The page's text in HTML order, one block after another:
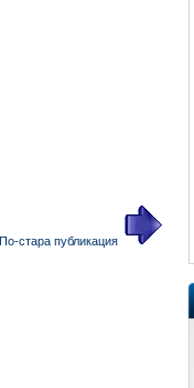
По-стара публикация